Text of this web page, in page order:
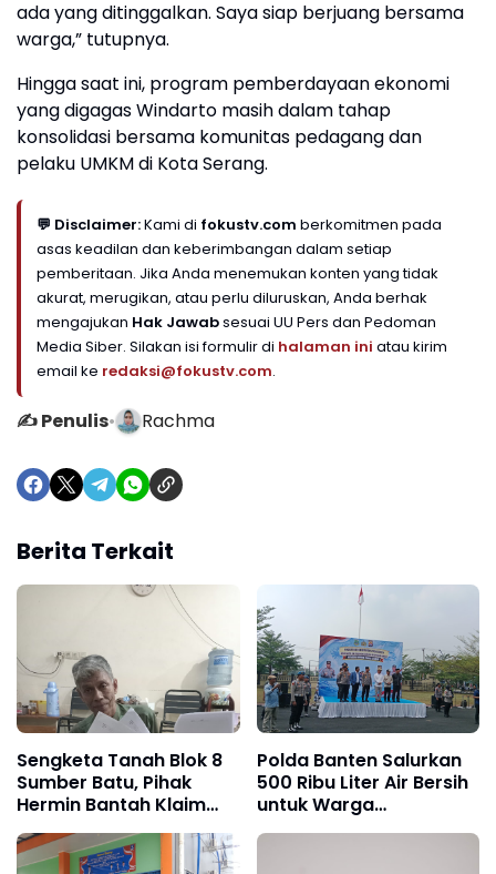
ada yang ditinggalkan. Saya siap berjuang bersama
warga,” tutupnya.
Hingga saat ini, program pemberdayaan ekonomi
yang digagas Windarto masih dalam tahap
konsolidasi bersama komunitas pedagang dan
pelaku UMKM di Kota Serang.
💬 Disclaimer:Kami di fokustv.com berkomitmen pada
asas keadilan dan keberimbangan dalam setiap
pemberitaan. Jika Anda menemukan konten yang tidak
akurat, merugikan, atau perlu diluruskan, Anda berhak
mengajukan Hak Jawabsesuai UU Pers dan Pedoman
Media Siber. Silakan isi formulir di halaman ini atau kirim
email ke redaksi@fokustv.com.
✍️ Penulis• Rachma
Berita Terkait
Sengketa Tanah Blok 8
Sumber Batu, Pihak
Hermin Bantah Klaim
Sisa 1.000 M²
Polda Banten Salurkan
500 Ribu Liter Air Bersih
untuk Warga
Terdampak Kekeringan